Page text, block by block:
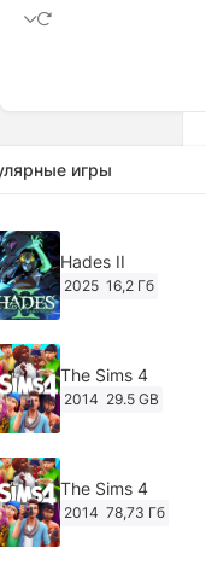
игры
Hades II
2025 16,2 Гб
The Sims 4
2014 29.5 GB
The Sims 4
2014 78,73 Гб